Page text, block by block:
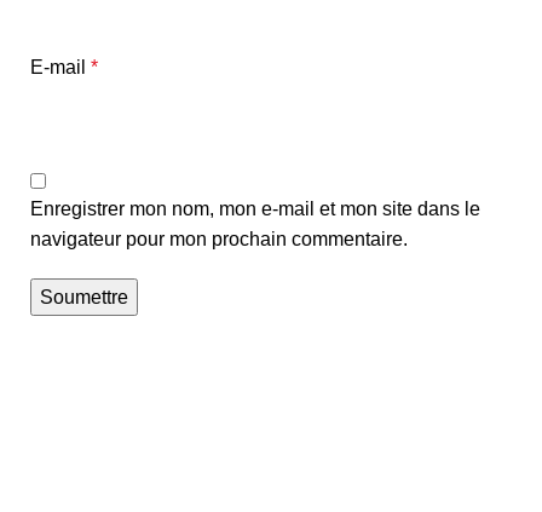
E-mail *
Enregistrer mon nom, mon e-mail et mon site dans le
navigateur pour mon prochain commentaire.